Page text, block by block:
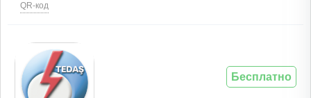
QR-код
Бесплатно